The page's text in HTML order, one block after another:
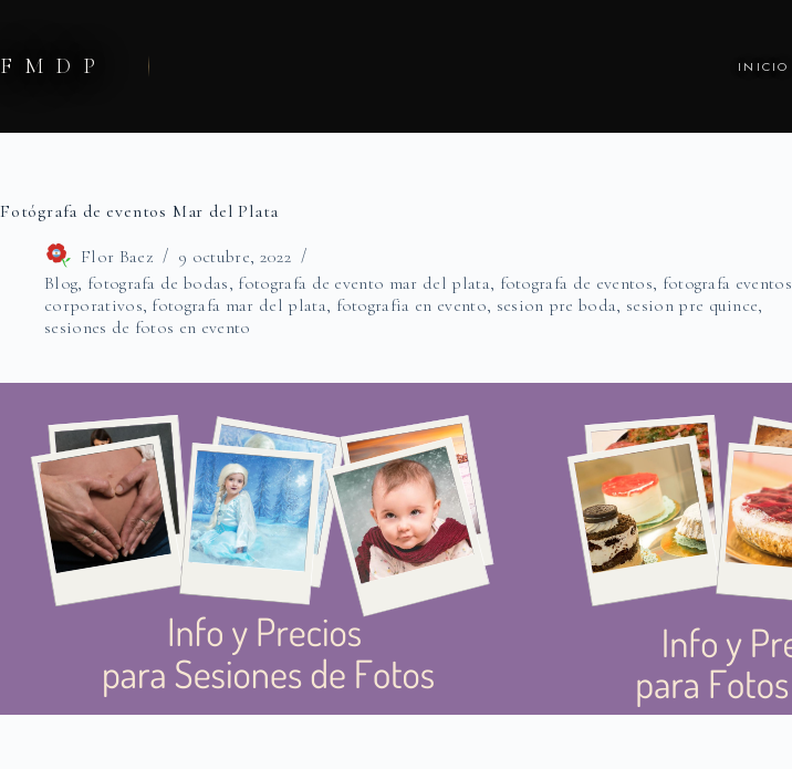
contenido
FMDP INICIO
Fotógrafa de eventos Mar del Plata
Flor Baez
9 octubre, 2022
Blog, fotografa de bodas, fotografa de evento mar del plata, fotografa de eventos, fotografa eventos
corporativos, fotografa mar del plata, fotografia en evento, sesion pre boda, sesion pre quince,
sesiones de fotos en evento